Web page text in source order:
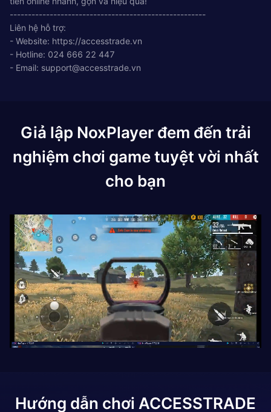
------------------------------------------------------
Liên hệ hỗ trợ:
- Website: https://accesstrade.vn
- Hotline: 024 666 22 447
- Email: support@accesstrade.vn
Giả lập NoxPlayer đem đến trải
nghiệm chơi game tuyệt vời nhất
cho bạn
Hướng dẫn chơi ACCESSTRADE